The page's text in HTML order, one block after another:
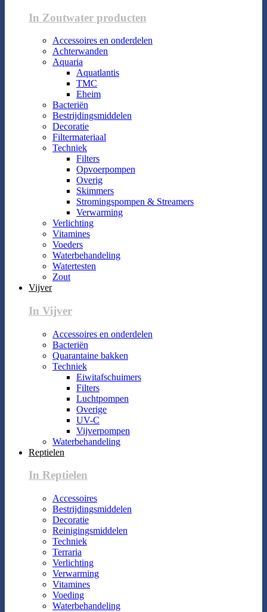
In Zoutwater producten
Accessoires en onderdelen
Achterwanden
Aquaria
Aquatlantis
TMC
Eheim
Bacteriën
Bestrijdingsmiddelen
Decoratie
Filtermateriaal
Techniek
Filters
Opvoerpompen
Overig
Skimmers
Stromingspompen & Streamers
Verwarming
Verlichting
Vitamines
Voeders
Waterbehandeling
Watertesten
Zout
Vijver
In Vijver
Accessoires en onderdelen
Bacteriën
Quarantaine bakken
Techniek
Eiwitafschuimers
Filters
Luchtpompen
Overige
UV-C
Vijverpompen
Waterbehandeling
Reptielen
In Reptielen
Accessoires
Bestrijdingsmiddelen
Decoratie
Reinigingsmiddelen
Techniek
Terraria
Verlichting
Verwarming
Vitamines
Voeding
Waterbehandeling